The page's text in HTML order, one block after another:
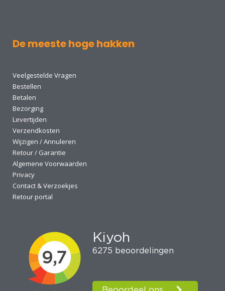
De meeste hoge hakken
Veelgestelde Vragen
Bestellen
Betalen
Bezorging
Levertijden
Verzendkosten
Wijzigen / Annuleren
Retour / Garantie
Algemene Voorwaarden
Privacy
Contact & Verzoekjes
Retour portal